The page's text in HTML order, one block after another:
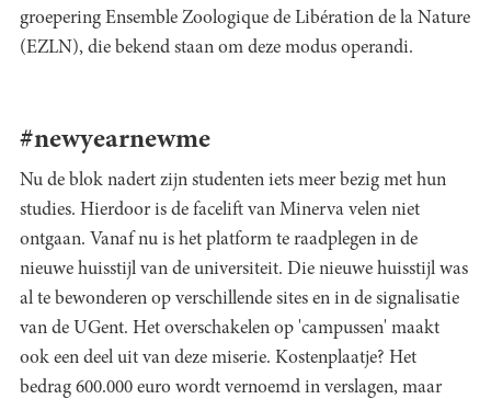
groepering Ensemble Zoologique de Libération de la Nature
(EZLN), die bekend staan om deze modus operandi.
#newyearnewme
Nu de blok nadert zijn studenten iets meer bezig met hun
studies. Hierdoor is de facelift van Minerva velen niet
ontgaan. Vanaf nu is het platform te raadplegen in de
nieuwe huisstijl van de universiteit. Die nieuwe huisstijl was
al te bewonderen op verschillende sites en in de signalisatie
van de UGent. Het overschakelen op 'campussen' maakt
ook een deel uit van deze miserie. Kostenplaatje? Het
bedrag 600.000 euro wordt vernoemd in verslagen, maar